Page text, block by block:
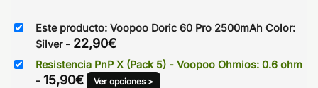
Este producto: Voopoo Doric 60 Pro 2500mAh Color:
Silver - 22,90€
Resistencia PnP X (Pack 5) - Voopoo Ohmios: 0.6 ohm
- 15,90€ Ver opciones >